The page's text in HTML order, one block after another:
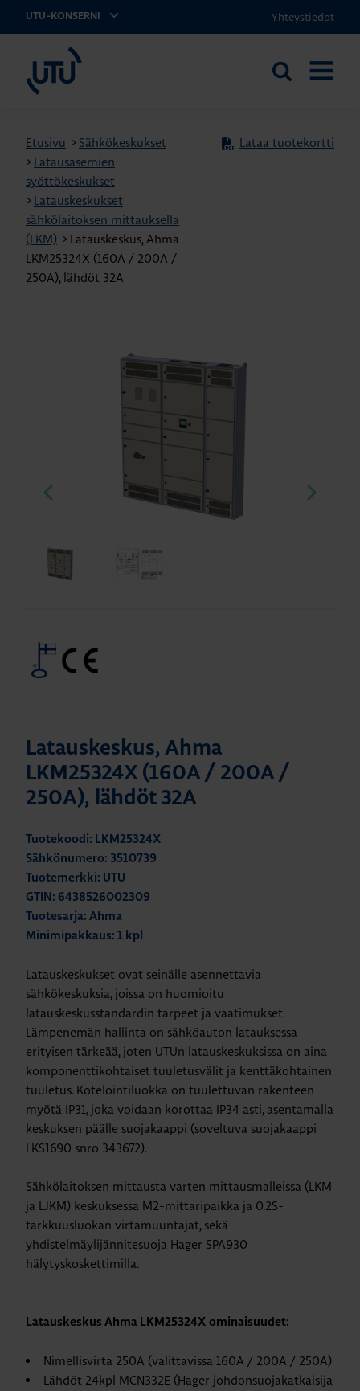
UTU-KONSERNI Yhteystiedot
Etsi
Etusivu > Sähkökeskukset
> Latausasemien
syöttökeskukset
> Latauskeskukset
sähkölaitoksen mittauksella
(LKM) > Latauskeskus, Ahma
LKM25324X (160A / 200A /
250A), lähdöt 32A
Lataa tuotekortti
Latauskeskus, Ahma
LKM25324X (160A / 200A /
250A), lähdöt 32A
Tuotekoodi: LKM25324X
Sähkönumero: 3510739
Tuotemerkki: UTU
GTIN: 6438526002309
Tuotesarja: Ahma
Minimipakkaus: 1 kpl
Latauskeskukset ovat seinälle asennettavia
sähkökeskuksia, joissa on huomioitu
latauskeskusstandardin tarpeet ja vaatimukset.
Lämpenemän hallinta on sähköauton latauksessa
erityisen tärkeää, joten UTUn latauskeskuksissa on aina
komponenttikohtaiset tuuletusvälit ja kenttäkohtainen
tuuletus. Kotelointiluokka on tuulettuvan rakenteen
myötä IP31, joka voidaan korottaa IP34 asti, asentamalla
keskuksen päälle suojakaappi (soveltuva suojakaappi
LKS1690 snro 343672).
Sähkölaitoksen mittausta varten mittausmalleissa (LKM
ja LJKM) keskuksessa M2-mittaripaikka ja 0.2S-
tarkkuusluokan virtamuuntajat, sekä
yhdistelmäylijännitesuoja Hager SPA930
hälytyskoskettimilla.
Latauskeskus Ahma LKM25324X ominaisuudet:
Nimellisvirta 250A (valittavissa 160A / 200A / 250A)
Lähdöt 24kpl MCN332E (Hager johdonsuojakatkaisija